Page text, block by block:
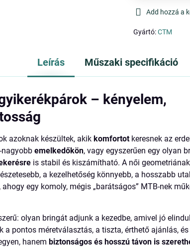
Add hozzá a
Gyártó:CTM
Leírás Műszaki specifikáció
– kényelem,
azoknak készültek, akikkomfortotkeresnek az
nagyobbemelkedőkön, vagy egyszerűen egy olyan
is stabil és kiszámítható. A női geometriának
a kezelhetőség könnyebb, a hosszabb
egy komoly, mégis „barátságos” MTB-nek
olyan bringát adjunk a kezedbe, amivel jó
a pontos méretválasztás, a tiszta, érthető ajánlás, és
hanembiztonságos és hosszú távon is